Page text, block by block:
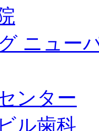
ニュー
ンター
ル歯科